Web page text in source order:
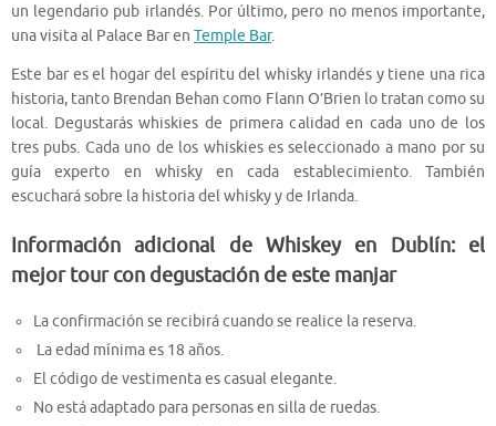
un legendario pub irlandés. Por último, pero no menos importante,
una visita al Palace Bar en Temple Bar.
Este bar es el hogar del espíritu del whisky irlandés y tiene una rica
historia, tanto Brendan Behan como Flann O’Brien lo tratan como su
local. Degustarás whiskies de primera calidad en cada uno de los
tres pubs. Cada uno de los whiskies es seleccionado a mano por su
guía experto en whisky en cada establecimiento. También
escuchará sobre la historia del whisky y de Irlanda.
Información adicional de Whiskey en Dublín: el
mejor tour con degustación de este manjar
La confirmación se recibirá cuando se realice la reserva.
La edad mínima es 18 años.
El código de vestimenta es casual elegante.
No está adaptado para personas en silla de ruedas.